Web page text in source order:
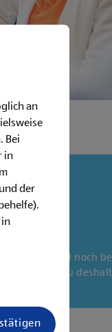
sind noch
hast du
an
Bei
in
der
in